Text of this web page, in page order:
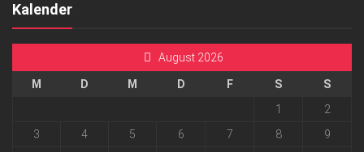
Kalender
August 2026
M D M D F S
S
1
2
3
4 5 6 7 8
9